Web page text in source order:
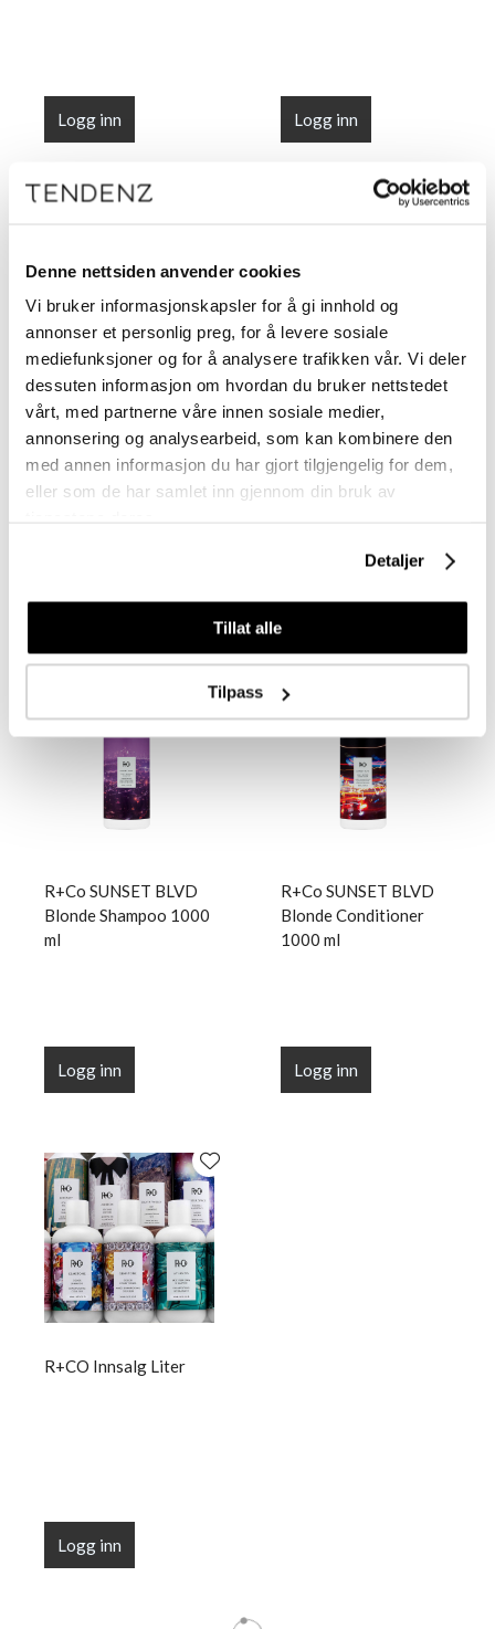
Denne nettsiden anvender cookies
Vi bruker informasjonskapsler for å gi innhold og
annonser et personlig preg, for å levere sosiale
mediefunksjoner og for å analysere trafikken vår. Vi deler
dessuten informasjon om hvordan du bruker nettstedet
vårt, med partnerne våre innen sosiale medier,
annonsering og analysearbeid, som kan kombinere den
med annen informasjon du har gjort tilgjengelig for dem,
eller som de har samlet inn gjennom din bruk av
Detaljer
Tillat alle
Tilpass
Logg inn Logg inn
R+Co DALLAS
Thickening Shampoo
1000 ml
R+Co DALLAS
Thickening
Conditioner 1000 ml
R+Co SUNSET BLVD
Blonde Shampoo 1000
ml
Logg inn
R+Co SUNSET BLVD
Blonde Conditioner
1000 ml
Logg inn
R+CO Innsalg Liter
Logg inn